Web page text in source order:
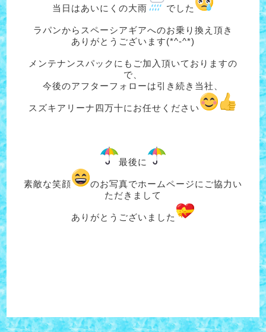
当日はあいにくの大雨 でした
ラパンからスペーシアギアへのお乗り換え頂き
ありがとうございます(*^-^*)
メンテナンスパックにもご加入頂いておりますの
で、
今後のアフターフォローは引き続き当社、
スズキアリーナ四万十にお任せください
最後に
素敵な笑顔
のお写真でホームページにご協力い
ただきまして
ありがとうございました